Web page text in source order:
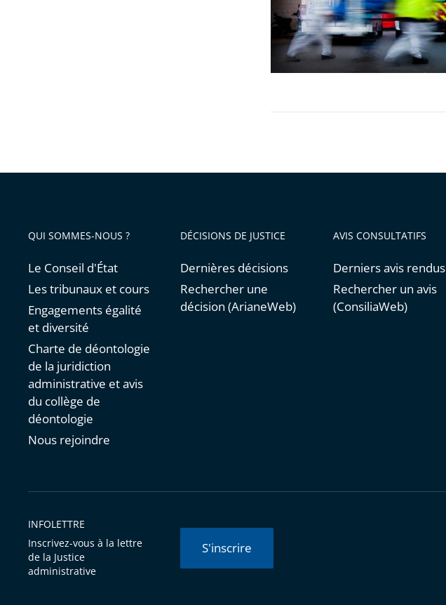
:
le
Conseil
d’État
la
démocratie
sous
QUI SOMMES-NOUS ?
Le Conseil d'État
Les tribunaux et cours
Engagements égalité
et diversité
Charte de déontologie
de la juridiction
administrative et avis
du collège de
déontologie
Nous rejoindre
DÉCISIONS DE JUSTICE
Dernières décisions
Rechercher une
décision (ArianeWeb)
AVIS CONSULTATIFS
Derniers avis rendus
Rechercher un avis
(ConsiliaWeb)
INFOLETTRE
Inscrivez-vous à la lettre
de la Justice
administrative
S'inscrire